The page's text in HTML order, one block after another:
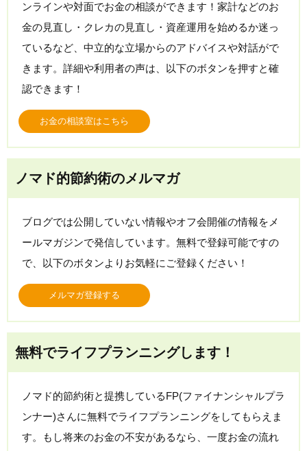
ンラインや対面でお金の相談ができます！家計などのお
金の見直し・クレカの見直し・資産運用を始めるか迷っ
ているなど、中立的な立場からのアドバイスや対話がで
きます。詳細や利用者の声は、以下のボタンを押すと確
認できます！
お金の相談室はこちら
ノマド的節約術のメルマガ
ブログでは公開していない情報やオフ会開催の情報をメ
ールマガジンで発信しています。無料で登録可能ですの
で、以下のボタンよりお気軽にご登録ください！
メルマガ登録する
無料でライフプランニングします！
ノマド的節約術と提携しているFP(ファイナンシャルプラ
ンナー)さんに無料でライフプランニングをしてもらえま
す。もし将来のお金の不安があるなら、一度お金の流れ